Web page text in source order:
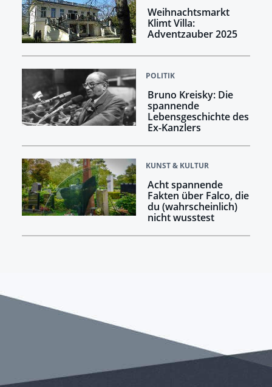
Weihnachtsmarkt
Klimt Villa:
Adventzauber 2025
POLITIK
Bruno Kreisky: Die
spannende
Lebensgeschichte des
Ex-Kanzlers
KUNST & KULTUR
Acht spannende
Fakten über Falco, die
du (wahrscheinlich)
nicht wusstest